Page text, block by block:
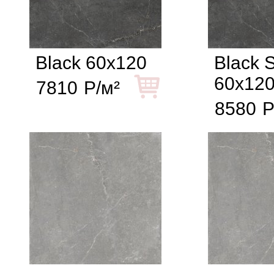
Black 60x120
7810 Р/м²
Black
8580